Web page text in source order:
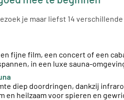
je maar liefst 14
fijne film, een concert of een
in een luxe sauna-
diep doordringen, dankzij
en heilzaam voor spieren en